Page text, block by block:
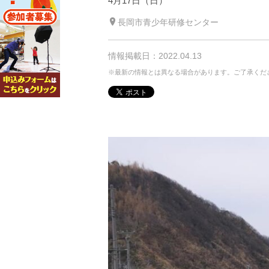
長岡市青少年研修センター
情報掲載日：2022.04.13
※最新の情報とは異なる場合があります。ご了承くだ